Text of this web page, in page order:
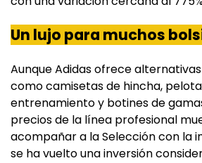
Un lujo para muchos
Aunque Adidas ofrece
como camisetas de hincha,
entrenamiento y botines de
precios de la línea profesional
acompañar a la Selección con la
se ha vuelto una inversión